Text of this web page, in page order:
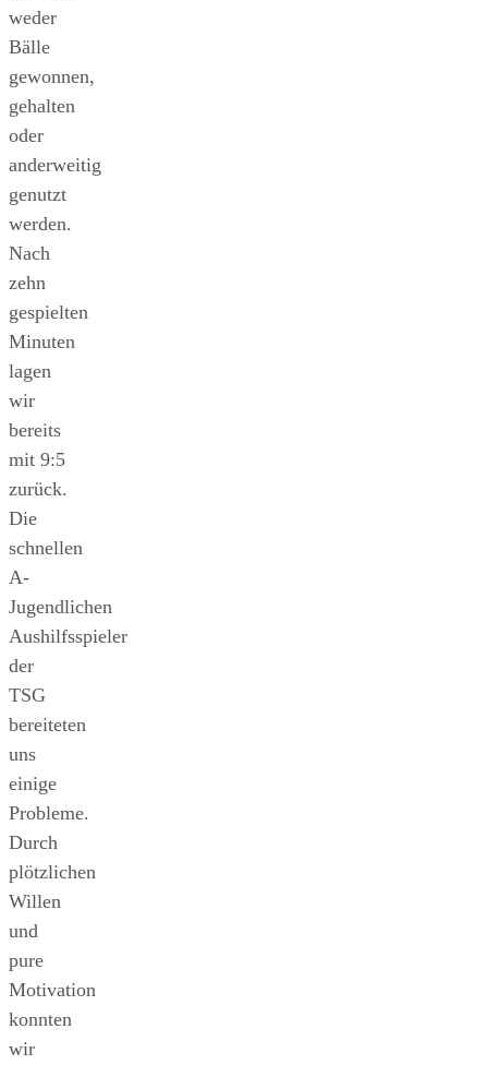
weder
Bälle
gewonnen,
gehalten
oder
anderweitig
genutzt
werden.
Nach
zehn
gespielten
Minuten
lagen
wir
bereits
mit 9:5
zurück.
Die
schnellen
A-
Jugendlichen
Aushilfsspieler
der
TSG
bereiteten
uns
einige
Probleme.
Durch
plötzlichen
Willen
und
pure
Motivation
konnten
wir